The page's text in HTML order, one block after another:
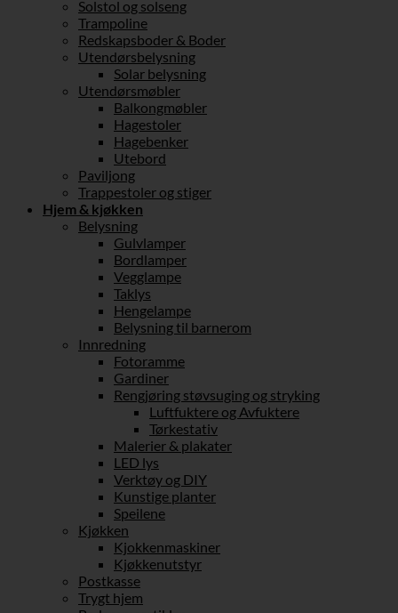
Solstol og solseng
Trampoline
Redskapsboder & Boder
Utendørsbelysning
Solar belysning
Utendørsmøbler
Balkongmøbler
Hagestoler
Hagebenker
Utebord
Paviljong
Trappestoler og stiger
Hjem & kjøkken
Belysning
Gulvlamper
Bordlamper
Vegglampe
Taklys
Hengelampe
Belysning til barnerom
Innredning
Fotoramme
Gardiner
Rengjøring støvsuging og stryking
Luftfuktere og Avfuktere
Tørkestativ
Malerier & plakater
LED lys
Verktøy og DIY
Kunstige planter
Speilene
Kjøkken
Kjokkenmaskiner
Kjøkkenutstyr
Postkasse
Trygt hjem